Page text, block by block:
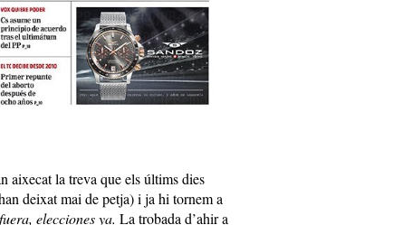
aixecat la treva que els últims dies
deixat mai de petja) i ja hi tornem a
elecciones ya. La trobada d’ahir a